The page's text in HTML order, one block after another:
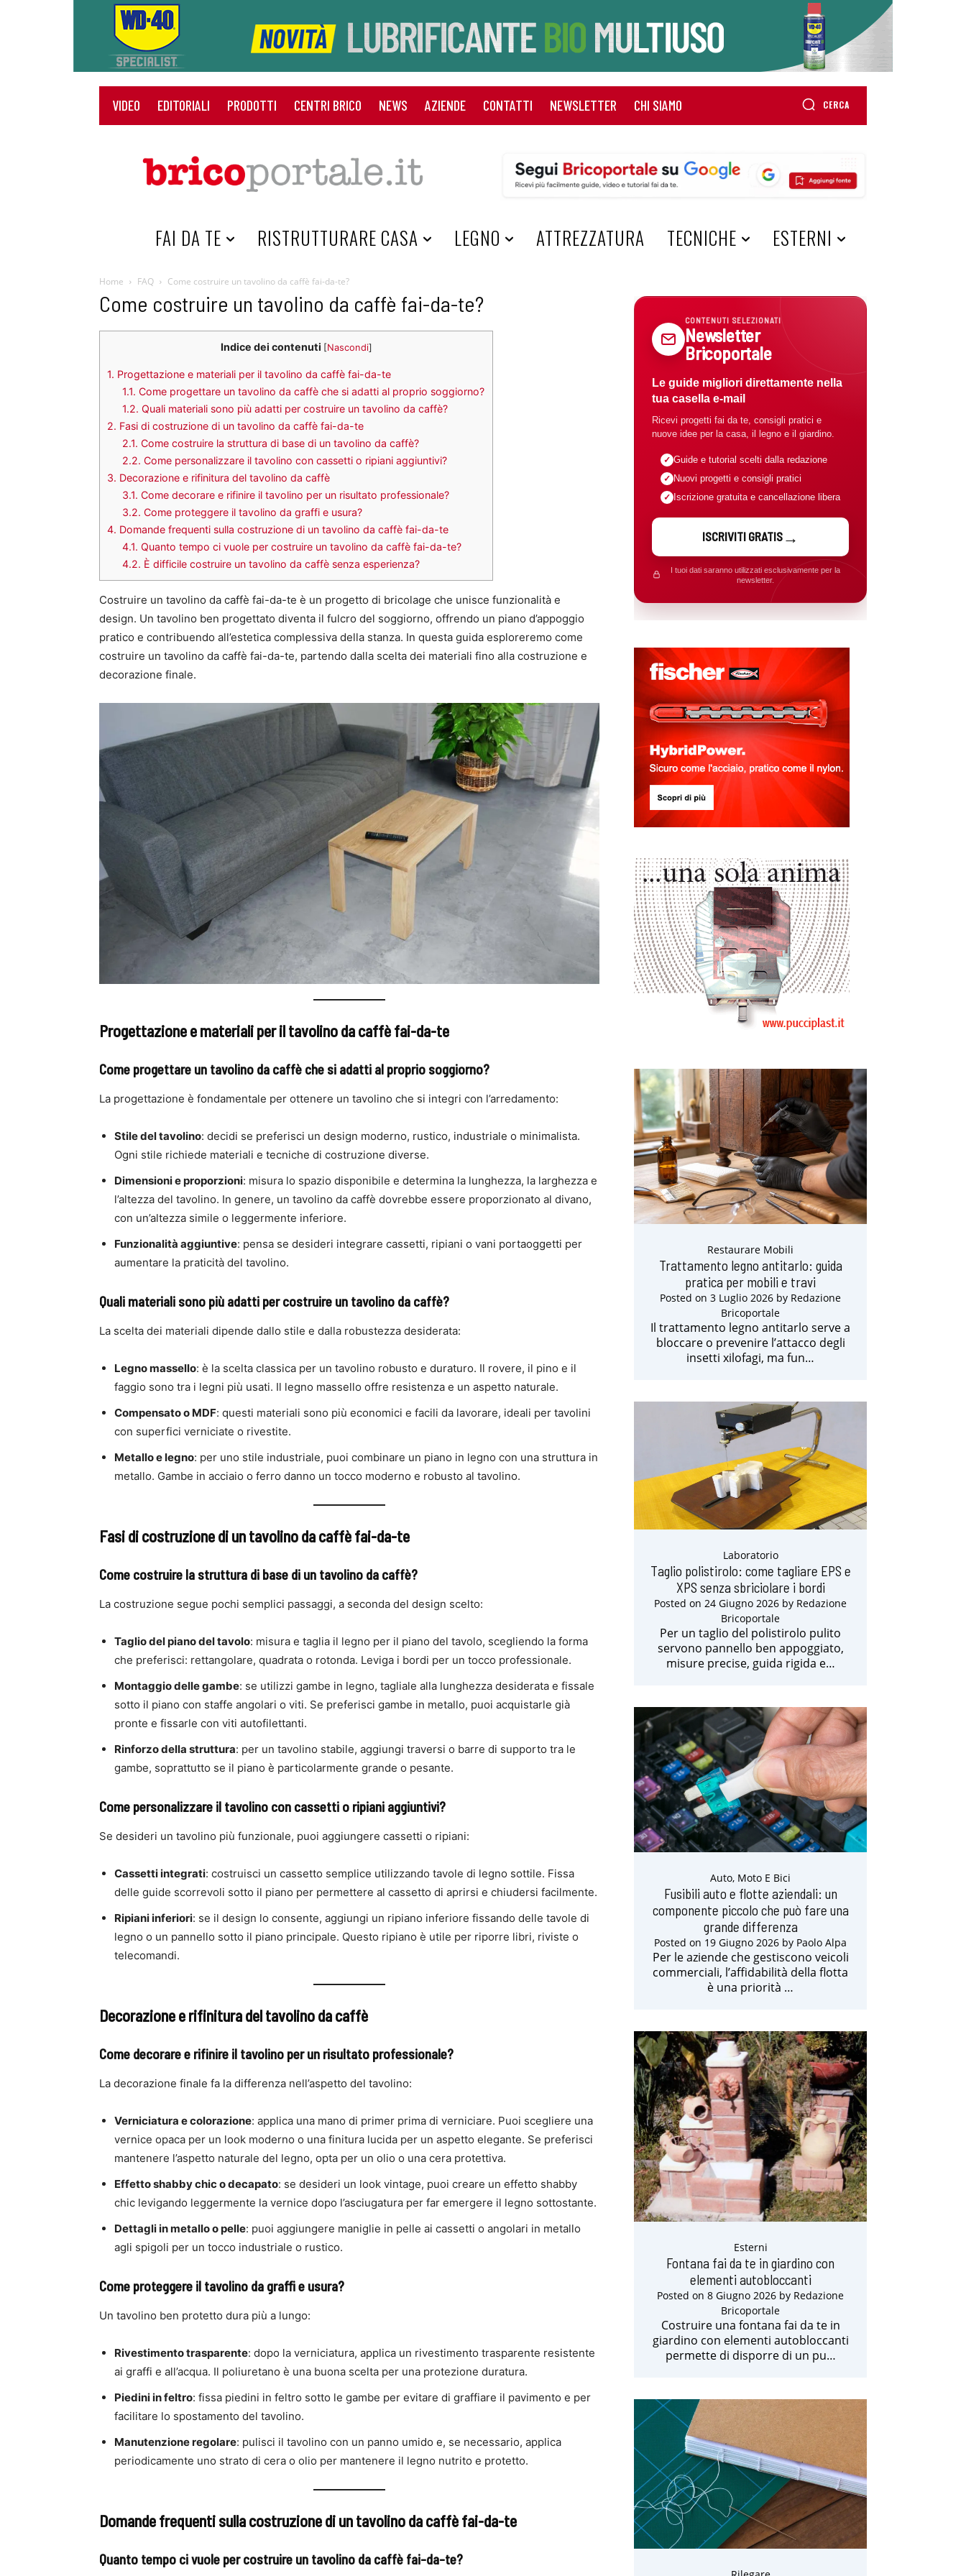
VIDEO EDITORIALI PRODOTTI CENTRI BRICO NEWS AZIENDE CONTATTI NEWSLETTER CHI SIAMO CERCA
HOME
FAI DA TE RISTRUTTURARE CASA LEGNO ATTREZZATURA TECNICHE ESTERNI
Home FAQ Come costruire un tavolino da caffè fai-da-te?
Come costruire un tavolino da caffè fai-da-te?
Indice dei contenuti [Nascondi]
1. Progettazione e materiali per il tavolino da caffè fai-da-te
1.1. Come progettare un tavolino da caffè che si adatti al proprio soggiorno?
1.2. Quali materiali sono più adatti per costruire un tavolino da caffè?
2. Fasi di costruzione di un tavolino da caffè fai-da-te
2.1. Come costruire la struttura di base di un tavolino da caffè?
2.2. Come personalizzare il tavolino con cassetti o ripiani aggiuntivi?
3. Decorazione e rifinitura del tavolino da caffè
3.1. Come decorare e rifinire il tavolino per un risultato professionale?
3.2. Come proteggere il tavolino da graffi e usura?
4. Domande frequenti sulla costruzione di un tavolino da caffè fai-da-te
4.1. Quanto tempo ci vuole per costruire un tavolino da caffè fai-da-te?
4.2. È difficile costruire un tavolino da caffè senza esperienza?
Costruire un tavolino da caffè fai-da-te è un progetto di bricolage che unisce funzionalità e
design. Un tavolino ben progettato diventa il fulcro del soggiorno, offrendo un piano d’appoggio
pratico e contribuendo all’estetica complessiva della stanza. In questa guida esploreremo come
costruire un tavolino da caffè fai-da-te, partendo dalla scelta dei materiali fino alla costruzione e
decorazione finale.
Progettazione e materiali per il tavolino da caffè fai-da-te
Come progettare un tavolino da caffè che si adatti al proprio soggiorno?
La progettazione è fondamentale per ottenere un tavolino che si integri con l’arredamento:
Stile del tavolino: decidi se preferisci un design moderno, rustico, industriale o minimalista.
Ogni stile richiede materiali e tecniche di costruzione diverse.
Dimensioni e proporzioni: misura lo spazio disponibile e determina la lunghezza, la larghezza e
l’altezza del tavolino. In genere, un tavolino da caffè dovrebbe essere proporzionato al divano,
con un’altezza simile o leggermente inferiore.
Funzionalità aggiuntive: pensa se desideri integrare cassetti, ripiani o vani portaoggetti per
aumentare la praticità del tavolino.
Quali materiali sono più adatti per costruire un tavolino da caffè?
La scelta dei materiali dipende dallo stile e dalla robustezza desiderata:
Legno massello: è la scelta classica per un tavolino robusto e duraturo. Il rovere, il pino e il
faggio sono tra i legni più usati. Il legno massello offre resistenza e un aspetto naturale.
Compensato o MDF: questi materiali sono più economici e facili da lavorare, ideali per tavolini
con superfici verniciate o rivestite.
Metallo e legno: per uno stile industriale, puoi combinare un piano in legno con una struttura in
metallo. Gambe in acciaio o ferro danno un tocco moderno e robusto al tavolino.
Fasi di costruzione di un tavolino da caffè fai-da-te
Come costruire la struttura di base di un tavolino da caffè?
La costruzione segue pochi semplici passaggi, a seconda del design scelto:
Taglio del piano del tavolo: misura e taglia il legno per il piano del tavolo, scegliendo la forma
che preferisci: rettangolare, quadrata o rotonda. Leviga i bordi per un tocco professionale.
Montaggio delle gambe: se utilizzi gambe in legno, tagliale alla lunghezza desiderata e fissale
sotto il piano con staffe angolari o viti. Se preferisci gambe in metallo, puoi acquistarle già
pronte e fissarle con viti autofilettanti.
Rinforzo della struttura: per un tavolino stabile, aggiungi traversi o barre di supporto tra le
gambe, soprattutto se il piano è particolarmente grande o pesante.
Come personalizzare il tavolino con cassetti o ripiani aggiuntivi?
Se desideri un tavolino più funzionale, puoi aggiungere cassetti o ripiani:
Cassetti integrati: costruisci un cassetto semplice utilizzando tavole di legno sottile. Fissa
delle guide scorrevoli sotto il piano per permettere al cassetto di aprirsi e chiudersi facilmente.
Ripiani inferiori: se il design lo consente, aggiungi un ripiano inferiore fissando delle tavole di
legno o un pannello sotto il piano principale. Questo ripiano è utile per riporre libri, riviste o
telecomandi.
Decorazione e rifinitura del tavolino da caffè
Come decorare e rifinire il tavolino per un risultato professionale?
La decorazione finale fa la differenza nell’aspetto del tavolino:
Verniciatura e colorazione: applica una mano di primer prima di verniciare. Puoi scegliere una
vernice opaca per un look moderno o una finitura lucida per un aspetto elegante. Se preferisci
mantenere l’aspetto naturale del legno, opta per un olio o una cera protettiva.
Effetto shabby chic o decapato: se desideri un look vintage, puoi creare un effetto shabby
chic levigando leggermente la vernice dopo l’asciugatura per far emergere il legno sottostante.
Dettagli in metallo o pelle: puoi aggiungere maniglie in pelle ai cassetti o angolari in metallo
agli spigoli per un tocco industriale o rustico.
Come proteggere il tavolino da graffi e usura?
Un tavolino ben protetto dura più a lungo:
Rivestimento trasparente: dopo la verniciatura, applica un rivestimento trasparente resistente
ai graffi e all’acqua. Il poliuretano è una buona scelta per una protezione duratura.
Piedini in feltro: fissa piedini in feltro sotto le gambe per evitare di graffiare il pavimento e per
facilitare lo spostamento del tavolino.
Manutenzione regolare: pulisci il tavolino con un panno umido e, se necessario, applica
periodicamente uno strato di cera o olio per mantenere il legno nutrito e protetto.
Domande frequenti sulla costruzione di un tavolino da caffè fai-da-te
Quanto tempo ci vuole per costruire un tavolino da caffè fai-da-te?
CONTENUTI SELEZIONATI
Newsletter
Bricoportale
Le guide migliori direttamente nella
tua casella e-mail
Ricevi progetti fai da te, consigli pratici e
nuove idee per la casa, il legno e il giardino.
Guide e tutorial scelti dalla redazione
Nuovi progetti e consigli pratici
Iscrizione gratuita e cancellazione libera
ISCRIVITI GRATIS
I tuoi dati saranno utilizzati esclusivamente per la
newsletter.
Restaurare Mobili
Trattamento legno antitarlo: guida
pratica per mobili e travi
Posted on 3 Luglio 2026 by Redazione
Bricoportale
Il trattamento legno antitarlo serve a
bloccare o prevenire l’attacco degli
insetti xilofagi, ma fun…
Laboratorio
Taglio polistirolo: come tagliare EPS e
XPS senza sbriciolare i bordi
Posted on 24 Giugno 2026 by Redazione
Bricoportale
Per un taglio del polistirolo pulito
servono pannello ben appoggiato,
misure precise, guida rigida e…
Auto, Moto E Bici
Fusibili auto e flotte aziendali: un
componente piccolo che può fare una
grande differenza
Posted on 19 Giugno 2026 by Paolo Alpa
Per le aziende che gestiscono veicoli
commerciali, l’affidabilità della flotta
è una priorità …
Esterni
Fontana fai da te in giardino con
elementi autobloccanti
Posted on 8 Giugno 2026 by Redazione
Bricoportale
Costruire una fontana fai da te in
giardino con elementi autobloccanti
permette di disporre di un pu…